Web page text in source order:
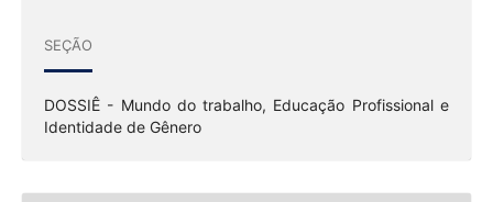
SEÇÃO
DOSSIÊ - Mundo do trabalho, Educação Profissional e
Identidade de Gênero